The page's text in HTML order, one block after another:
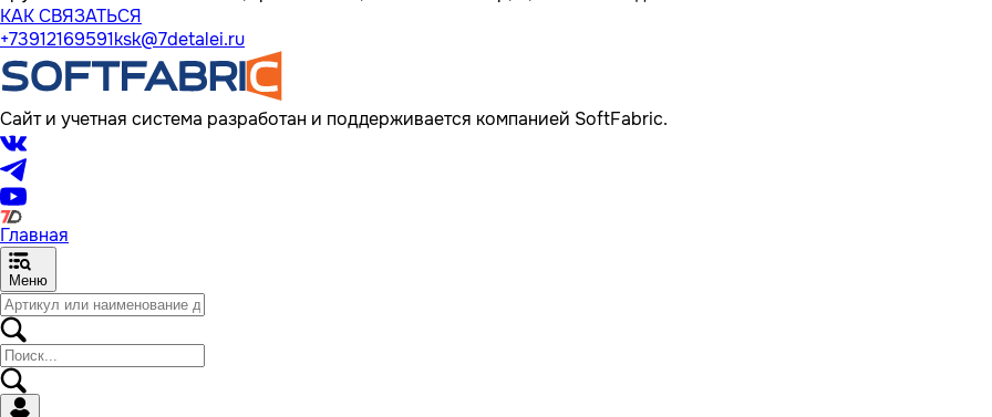
КАК СВЯЗАТЬСЯ
+73912169591ksk@7detalei.ru
Сайт и учетная система разработан и поддерживается компанией SoftFabric.
Главная
Меню